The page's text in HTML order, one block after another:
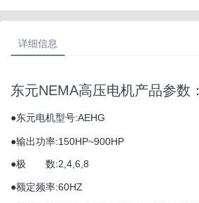
详细信息
东元NEMA高压电机产品参数：
●东元电机型号:AEHG
●输出功率:150HP~900HP
●极 数:2,4,6,8
●额定频率:60HZ